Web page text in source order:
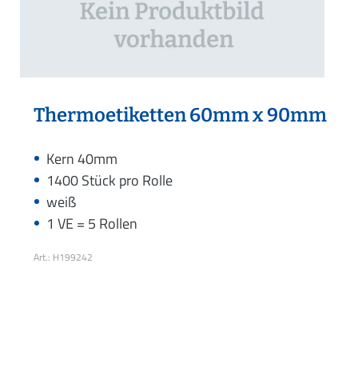
Thermoetiketten 60mm x 90mm
Kern 40mm
1400 Stück pro Rolle
weiß
1 VE = 5 Rollen
Art.: H199242